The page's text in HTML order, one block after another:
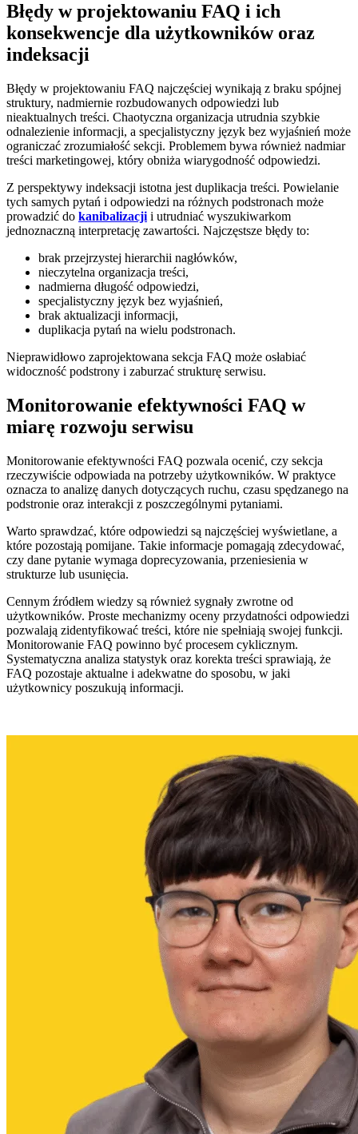
Błędy w projektowaniu FAQ i ich
konsekwencje dla użytkowników oraz
indeksacji
Błędy w projektowaniu FAQ najczęściej wynikają z braku spójnej
struktury, nadmiernie rozbudowanych odpowiedzi lub
nieaktualnych treści. Chaotyczna organizacja utrudnia szybkie
odnalezienie informacji, a specjalistyczny język bez wyjaśnień może
ograniczać zrozumiałość sekcji. Problemem bywa również nadmiar
treści marketingowej, który obniża wiarygodność odpowiedzi.
Z perspektywy indeksacji istotna jest duplikacja treści. Powielanie
tych samych pytań i odpowiedzi na różnych podstronach może
prowadzić do kanibalizacji i utrudniać wyszukiwarkom
jednoznaczną interpretację zawartości. Najczęstsze błędy to:
brak przejrzystej hierarchii nagłówków,
nieczytelna organizacja treści,
nadmierna długość odpowiedzi,
specjalistyczny język bez wyjaśnień,
brak aktualizacji informacji,
duplikacja pytań na wielu podstronach.
Nieprawidłowo zaprojektowana sekcja FAQ może osłabiać
widoczność podstrony i zaburzać strukturę serwisu.
Monitorowanie efektywności FAQ w
miarę rozwoju serwisu
Monitorowanie efektywności FAQ pozwala ocenić, czy sekcja
rzeczywiście odpowiada na potrzeby użytkowników. W praktyce
oznacza to analizę danych dotyczących ruchu, czasu spędzanego na
podstronie oraz interakcji z poszczególnymi pytaniami.
Warto sprawdzać, które odpowiedzi są najczęściej wyświetlane, a
które pozostają pomijane. Takie informacje pomagają zdecydować,
czy dane pytanie wymaga doprecyzowania, przeniesienia w
strukturze lub usunięcia.
Cennym źródłem wiedzy są również sygnały zwrotne od
użytkowników. Proste mechanizmy oceny przydatności odpowiedzi
pozwalają zidentyfikować treści, które nie spełniają swojej funkcji.
Monitorowanie FAQ powinno być procesem cyklicznym.
Systematyczna analiza statystyk oraz korekta treści sprawiają, że
FAQ pozostaje aktualne i adekwatne do sposobu, w jaki
użytkownicy poszukują informacji.